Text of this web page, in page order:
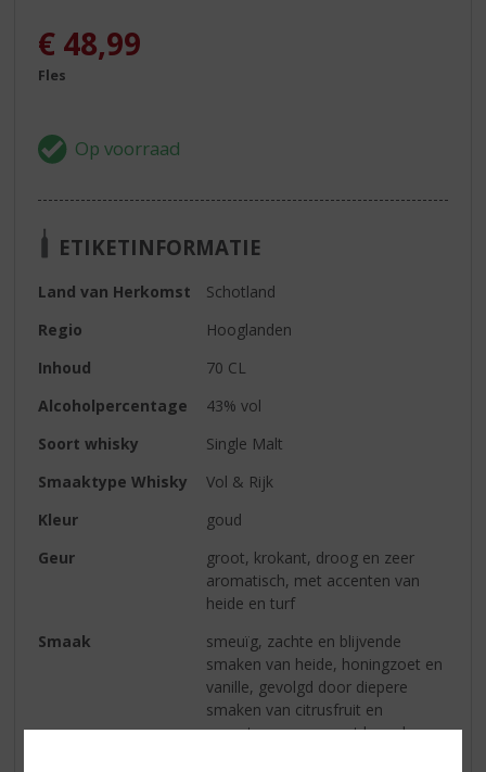
€ 48,99
Fles
ETIKETINFORMATIE
Land van Herkomst
Schotland
Regio
Hooglanden
Inhoud
70 CL
Alcoholpercentage
43% vol
Soort whisky
Single Malt
Smaaktype Whisky
Vol & Rijk
Kleur
goud
Geur
groot, krokant, droog en zeer
aromatisch, met accenten van
heide en turf
Smaak
smeuïg, zachte en blijvende
smaken van heide, honingzoet en
vanille, gevolgd door diepere
smaken van citrusfruit en
accenten van gemout brood